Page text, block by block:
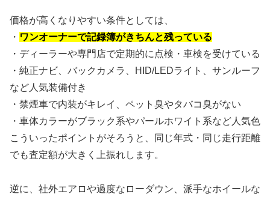
価格が高くなりやすい条件としては、
・ ワンオーナーで記録簿がきちんと残っている
・ディーラーや専門店で定期的に点検・車検を受けている
・純正ナビ、バックカメラ、HID/LEDライト、サンルーフ
など人気装備付き
・禁煙車で内装がキレイ、ペット臭やタバコ臭がない
・車体カラーがブラック系やパールホワイト系など人気色
こういったポイントがそろうと、同じ年式・同じ走行距離
でも査定額が大きく上振れします。
逆に、社外エアロや過度なローダウン、派手なホイールな